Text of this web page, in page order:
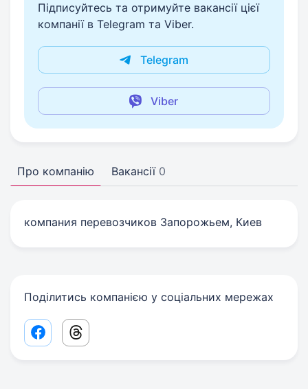
Підписуйтесь та отримуйте вакансії цієї
компанії в Telegram та Viber.
Telegram
Viber
Про компанію Вакансії 0
компания перевозчиков Запорожьем, Киев
Поділитись компанією у соціальних мережах
Facebook share link
Threads share link